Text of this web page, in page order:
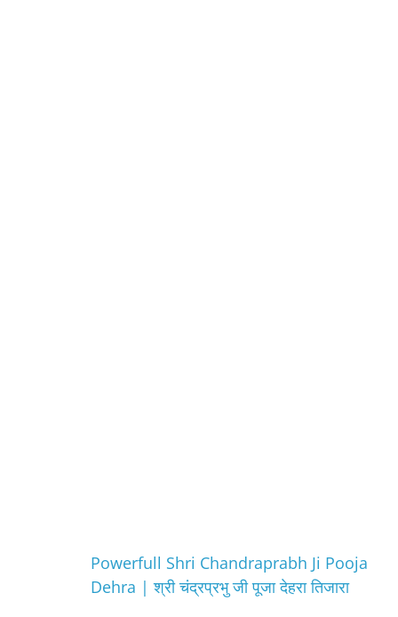
Powerfull Shri Chandraprabh Ji Pooja
Dehra | श्री चंद्रप्रभु जी पूजा देहरा तिजारा